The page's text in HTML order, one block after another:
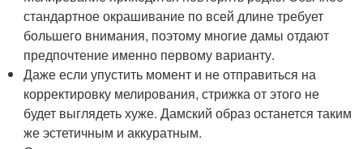
стандартное окрашивание по всей длине требует
большего внимания, поэтому многие дамы отдают
предпочтение именно первому варианту.
Даже если упустить момент и не отправиться на
корректировку мелирования, стрижка от этого не
будет выглядеть хуже. Дамский образ останется таким
же эстетичным и аккуратным.